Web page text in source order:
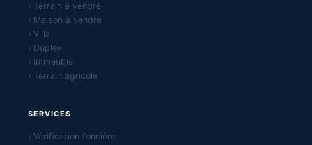
› Terrain à vendre
› Maison à vendre
› Villa
› Duplex
› Immeuble
› Terrain agricole
SERVICES
› Vérification foncière